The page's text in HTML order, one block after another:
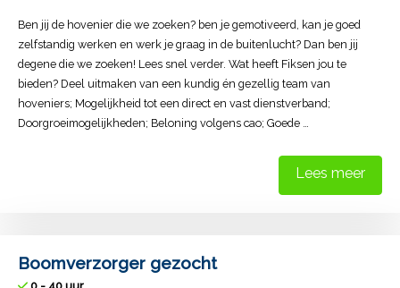
Ben jij de hovenier die we zoeken? ben je gemotiveerd, kan je goed
zelfstandig werken en werk je graag in de buitenlucht? Dan ben jij
degene die we zoeken! Lees snel verder. Wat heeft Fiksen jou te
bieden? Deel uitmaken van een kundig én gezellig team van
hoveniers; Mogelijkheid tot een direct en vast dienstverband;
Doorgroeimogelijkheden; Beloning volgens cao; Goede …
Lees meer
Boomverzorger gezocht